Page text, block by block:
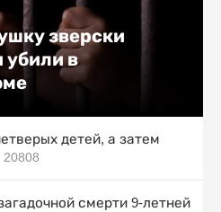
зверски
убили в
детей, а затем
20808
смерти 9-летней